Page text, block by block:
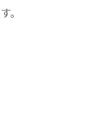
。